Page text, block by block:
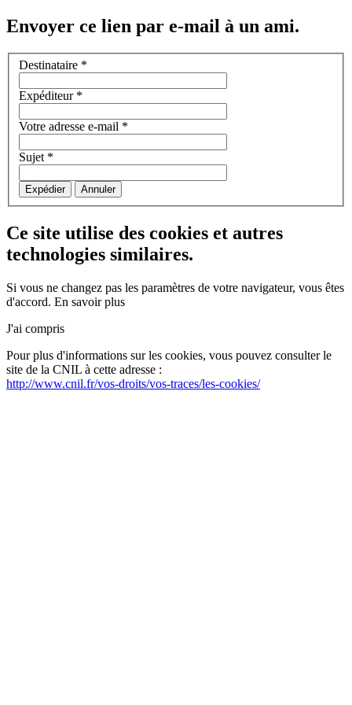
Envoyer ce lien par e-mail à un ami.
Destinataire *
Expéditeur*
Votre adresse e-mail *
Sujet*
Expédier Annuler
Ce site utilise des cookies et autres
technologies similaires.
Si vous ne changez pas les paramètres de votre navigateur, vous êtes
d'accord. En savoir plus
J'ai compris
Pour plus d'informations sur les cookies, vous pouvez consulter le
site de la CNIL à cette adresse :
http://www.cnil.fr/vos-droits/vos-traces/les-cookies/